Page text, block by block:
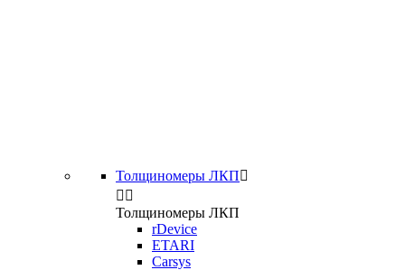
Толщиномеры ЛКП
 
Толщиномеры ЛКП
rDevice
ETARI
Carsys